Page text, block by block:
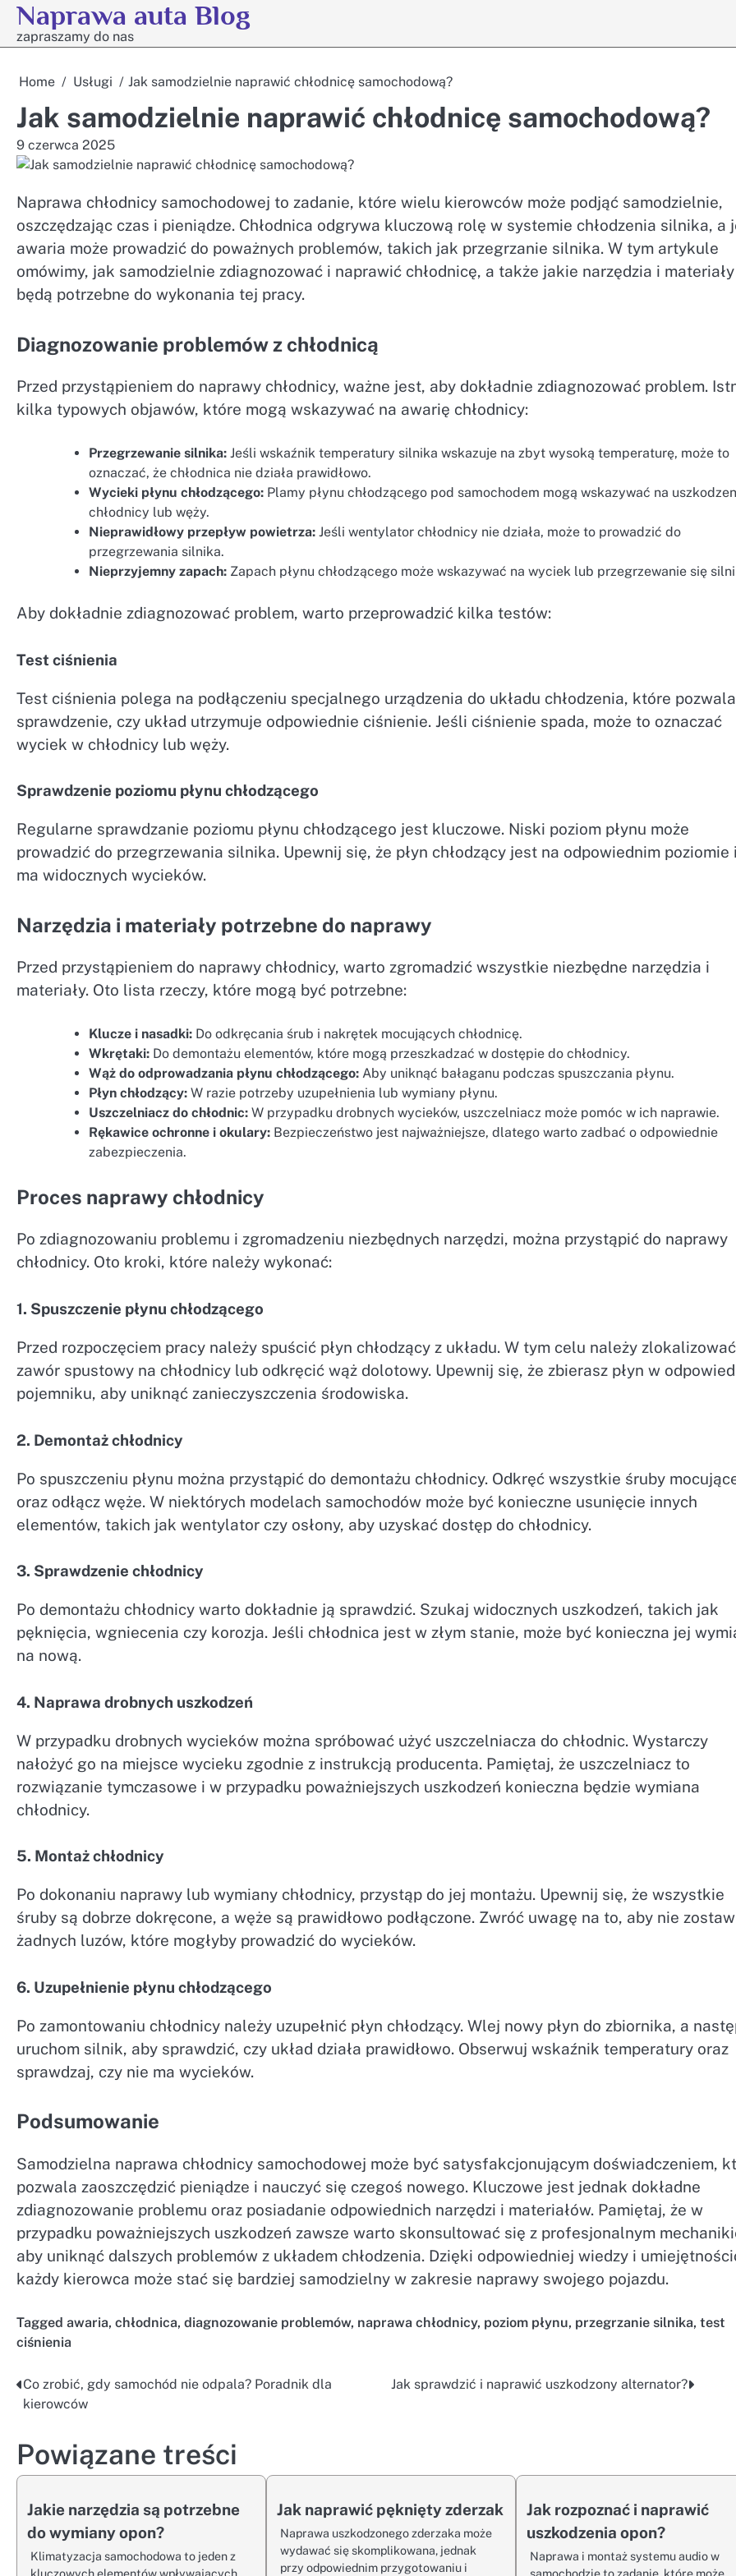
Skip
content
Naprawa auta Blog
zapraszamy do nas
Home Usługi Jak samodzielnie naprawić chłodnicę samochodową?
Jak samodzielnie naprawić chłodnicę samochodową?
9 czerwca 2025
Naprawa chłodnicy samochodowej to zadanie, które wielu kierowców może podjąć samodzielnie,
oszczędzając czas i pieniądze. Chłodnica odgrywa kluczową rolę w systemie chłodzenia silnika, a
awaria może prowadzić do poważnych problemów, takich jak przegrzanie silnika. W tym artykule
omówimy, jak samodzielnie zdiagnozować i naprawić chłodnicę, a także jakie narzędzia i materiały
będą potrzebne do wykonania tej pracy.
Diagnozowanie problemów z chłodnicą
Przed przystąpieniem do naprawy chłodnicy, ważne jest, aby dokładnie zdiagnozować problem.
kilka typowych objawów, które mogą wskazywać na awarię chłodnicy:
Przegrzewanie silnika: Jeśli wskaźnik temperatury silnika wskazuje na zbyt wysoką temperaturę, może to
oznaczać, że chłodnica nie działa prawidłowo.
Wycieki płynu chłodzącego: Plamy płynu chłodzącego pod samochodem mogą wskazywać na
chłodnicy lub węży.
Nieprawidłowy przepływ powietrza: Jeśli wentylator chłodnicy nie działa, może to prowadzić do
przegrzewania silnika.
Nieprzyjemny zapach: Zapach płynu chłodzącego może wskazywać na wyciek lub przegrzewanie się
Aby dokładnie zdiagnozować problem, warto przeprowadzić kilka testów:
Test ciśnienia
Test ciśnienia polega na podłączeniu specjalnego urządzenia do układu chłodzenia, które
sprawdzenie, czy układ utrzymuje odpowiednie ciśnienie. Jeśli ciśnienie spada, może to oznaczać
wyciek w chłodnicy lub węży.
Sprawdzenie poziomu płynu chłodzącego
Regularne sprawdzanie poziomu płynu chłodzącego jest kluczowe. Niski poziom płynu może
prowadzić do przegrzewania silnika. Upewnij się, że płyn chłodzący jest na odpowiednim poziomie
ma widocznych wycieków.
Narzędzia i materiały potrzebne do naprawy
Przed przystąpieniem do naprawy chłodnicy, warto zgromadzić wszystkie niezbędne narzędzia i
materiały. Oto lista rzeczy, które mogą być potrzebne:
Klucze i nasadki: Do odkręcania śrub i nakrętek mocujących chłodnicę.
Wkrętaki: Do demontażu elementów, które mogą przeszkadzać w dostępie do chłodnicy.
Wąż do odprowadzania płynu chłodzącego: Aby uniknąć bałaganu podczas spuszczania płynu.
Płyn chłodzący: W razie potrzeby uzupełnienia lub wymiany płynu.
Uszczelniacz do chłodnic: W przypadku drobnych wycieków, uszczelniacz może pomóc w ich naprawie.
Rękawice ochronne i okulary: Bezpieczeństwo jest najważniejsze, dlatego warto zadbać o odpowiednie
zabezpieczenia.
Proces naprawy chłodnicy
Po zdiagnozowaniu problemu i zgromadzeniu niezbędnych narzędzi, można przystąpić do naprawy
chłodnicy. Oto kroki, które należy wykonać:
1. Spuszczenie płynu chłodzącego
Przed rozpoczęciem pracy należy spuścić płyn chłodzący z układu. W tym celu należy zlokalizować
zawór spustowy na chłodnicy lub odkręcić wąż dolotowy. Upewnij się, że zbierasz płyn w
pojemniku, aby uniknąć zanieczyszczenia środowiska.
2. Demontaż chłodnicy
Po spuszczeniu płynu można przystąpić do demontażu chłodnicy. Odkręć wszystkie śruby
oraz odłącz węże. W niektórych modelach samochodów może być konieczne usunięcie innych
elementów, takich jak wentylator czy osłony, aby uzyskać dostęp do chłodnicy.
3. Sprawdzenie chłodnicy
Po demontażu chłodnicy warto dokładnie ją sprawdzić. Szukaj widocznych uszkodzeń, takich jak
pęknięcia, wgniecenia czy korozja. Jeśli chłodnica jest w złym stanie, może być konieczna jej
na nową.
4. Naprawa drobnych uszkodzeń
W przypadku drobnych wycieków można spróbować użyć uszczelniacza do chłodnic. Wystarczy
nałożyć go na miejsce wycieku zgodnie z instrukcją producenta. Pamiętaj, że uszczelniacz to
rozwiązanie tymczasowe i w przypadku poważniejszych uszkodzeń konieczna będzie wymiana
chłodnicy.
5. Montaż chłodnicy
Po dokonaniu naprawy lub wymiany chłodnicy, przystąp do jej montażu. Upewnij się, że wszystkie
śruby są dobrze dokręcone, a węże są prawidłowo podłączone. Zwróć uwagę na to, aby nie
żadnych luzów, które mogłyby prowadzić do wycieków.
6. Uzupełnienie płynu chłodzącego
Po zamontowaniu chłodnicy należy uzupełnić płyn chłodzący. Wlej nowy płyn do zbiornika, a
uruchom silnik, aby sprawdzić, czy układ działa prawidłowo. Obserwuj wskaźnik temperatury oraz
sprawdzaj, czy nie ma wycieków.
Podsumowanie
Samodzielna naprawa chłodnicy samochodowej może być satysfakcjonującym doświadczeniem,
pozwala zaoszczędzić pieniądze i nauczyć się czegoś nowego. Kluczowe jest jednak dokładne
zdiagnozowanie problemu oraz posiadanie odpowiednich narzędzi i materiałów. Pamiętaj, że w
przypadku poważniejszych uszkodzeń zawsze warto skonsultować się z profesjonalnym
aby uniknąć dalszych problemów z układem chłodzenia. Dzięki odpowiedniej wiedzy i
każdy kierowca może stać się bardziej samodzielny w zakresie naprawy swojego pojazdu.
Tagged awaria, chłodnica, diagnozowanie problemów, naprawa chłodnicy, poziom płynu, przegrzanie silnika, test
ciśnienia
Nawigacja
Co zrobić, gdy samochód nie odpala? Poradnik dla
kierowców
Jak sprawdzić i naprawić uszkodzony alternator?
Powiązane treści
Jakie narzędzia są potrzebne
do wymiany opon?
Klimatyzacja samochodowa to jeden z
Jak naprawić pęknięty zderzak
Naprawa uszkodzonego zderzaka może
wydawać się skomplikowana, jednak
przy odpowiednim przygotowaniu i
Jak rozpoznać i naprawić
uszkodzenia opon?
Naprawa i montaż systemu audio w